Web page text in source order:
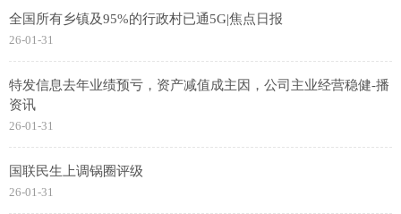
全国所有乡镇及95%的行政村已通5G|焦点日报
26-01-31
特发信息去年业绩预亏，资产减值成主因，公司主业经营稳健-播
资讯
26-01-31
国联民生上调锅圈评级
26-01-31